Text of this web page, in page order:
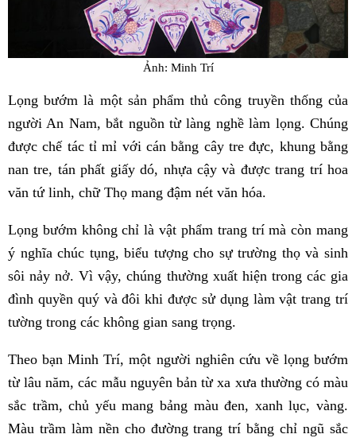
Ảnh: Minh Trí
Lọng bướm là một sản phẩm thủ công truyền thống của
người An Nam, bắt nguồn từ làng nghề làm lọng. Chúng
được chế tác tỉ mỉ với cán bằng cây tre đực, khung bằng
nan tre, tán phất giấy dó, nhựa cậy và được trang trí hoa
văn tứ linh, chữ Thọ mang đậm nét văn hóa.
Lọng bướm không chỉ là vật phẩm trang trí mà còn mang
ý nghĩa chúc tụng, biểu tượng cho sự trường thọ và sinh
sôi nảy nở. Vì vậy, chúng thường xuất hiện trong các gia
đình quyền quý và đôi khi được sử dụng làm vật trang trí
tường trong các không gian sang trọng.
Theo bạn Minh Trí, một người nghiên cứu về lọng bướm
từ lâu năm, các mẫu nguyên bản từ xa xưa thường có màu
sắc trầm, chủ yếu mang bảng màu đen, xanh lục, vàng.
Màu trầm làm nền cho đường trang trí bằng chỉ ngũ sắc